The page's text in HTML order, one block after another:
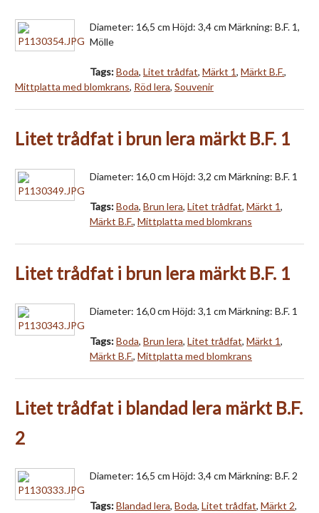
Diameter: 16,5 cm Höjd: 3,4 cm Märkning: B.F. 1,
Mölle
Tags:Boda, Litet trådfat, Märkt 1, Märkt B.F.,
Mittplatta med blomkrans, Röd lera, Souvenir
Litet trådfat i brun lera märkt B.F. 1
Diameter: 16,0 cm Höjd: 3,2 cm Märkning: B.F. 1
Tags:Boda, Brun lera, Litet trådfat, Märkt 1,
Märkt B.F., Mittplatta med blomkrans
Litet trådfat i brun lera märkt B.F. 1
Diameter: 16,0 cm Höjd: 3,1 cm Märkning: B.F. 1
Tags:Boda, Brun lera, Litet trådfat, Märkt 1,
Märkt B.F., Mittplatta med blomkrans
Litet trådfat i blandad lera märkt B.F.
2
Diameter: 16,5 cm Höjd: 3,4 cm Märkning: B.F. 2
Tags:Blandad lera, Boda, Litet trådfat, Märkt 2,